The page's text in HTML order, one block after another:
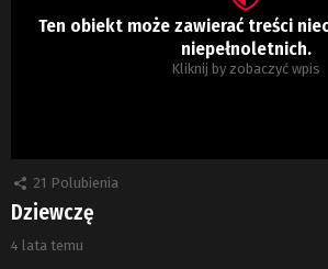
Ten obiekt może zawierać treści
niepełnoletnich.
Kliknij by zobaczyć wpis
21 Polubienia
Dziewczę
4 lata temu